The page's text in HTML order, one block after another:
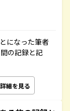
になった筆者
の記録と記
詳細を見る